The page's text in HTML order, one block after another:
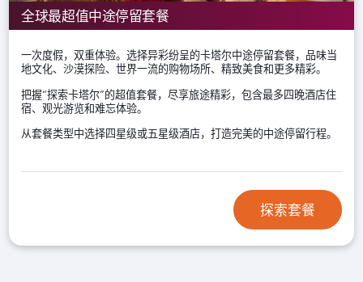
全球最超值中途停留套餐
一次度假，双重体验。选择异彩纷呈的卡塔尔中途停留套餐，品味当
地文化、沙漠探险、世界一流的购物场所、精致美食和更多精彩。
把握“探索卡塔尔”的超值套餐，尽享旅途精彩，包含最多四晚酒店住
宿、观光游览和难忘体验。
从套餐类型中选择四星级或五星级酒店，打造完美的中途停留行程。
探索套餐